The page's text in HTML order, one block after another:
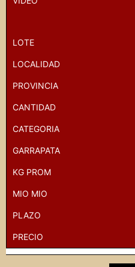
LOTE
LOCALIDAD
PROVINCIA
CANTIDAD
CATEGORIA
GARRAPATA
KG PROM
MIO MIO
PLAZO
PRECIO